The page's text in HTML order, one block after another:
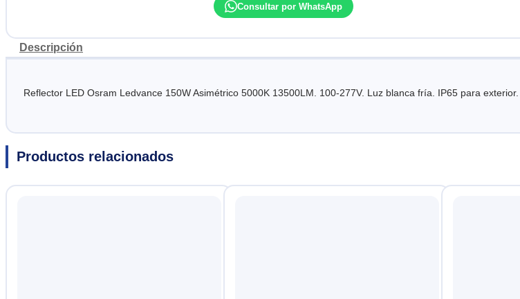
Consultar por WhatsApp
Descripción
Reflector LED Osram Ledvance 150W Asimétrico 5000K 13500LM. 100-277V. Luz blanca fría. IP65 para
Productos relacionados